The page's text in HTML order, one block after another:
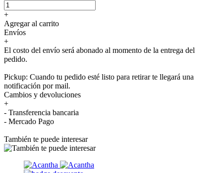
+
Agregar al carrito
Envíos
+
El costo del envío será abonado al momento de la entrega del
pedido.
Pickup: Cuando tu pedido esté listo para retirar te llegará una
notificación por mail.
Cambios y devoluciones
+
- Transferencia bancaria
- Mercado Pago
También te puede interesar